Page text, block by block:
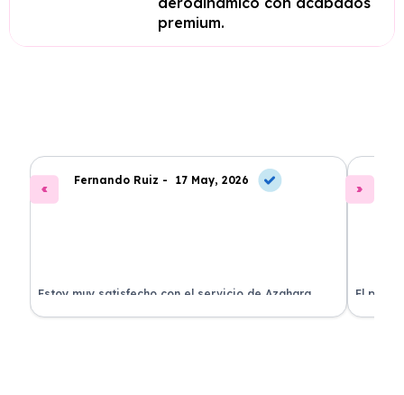
premium.
Fernando Ruiz - 17 May, 2026
Estoy muy satisfecho con el servicio de Azahara
Renting. El coche está en perfectas condiciones y el
El
llegó